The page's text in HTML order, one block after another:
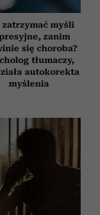
zatrzymać myśli
zanim
się choroba?
tłumaczy,
autokorekta
myślenia